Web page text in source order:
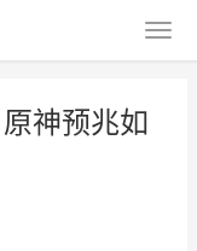
神预兆如